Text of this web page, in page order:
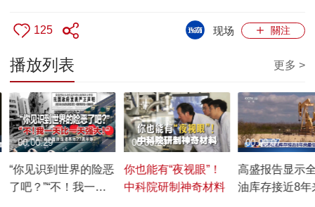
125 關注
现场
播放列表 更多 >
“你见识到世界的险恶
了吧？”“不！我一天
00:00:29
你也能有“夜视眼”！
中科院研制神奇材料
00:00:29
高盛报告显示
油库存接近8年
00:00:07